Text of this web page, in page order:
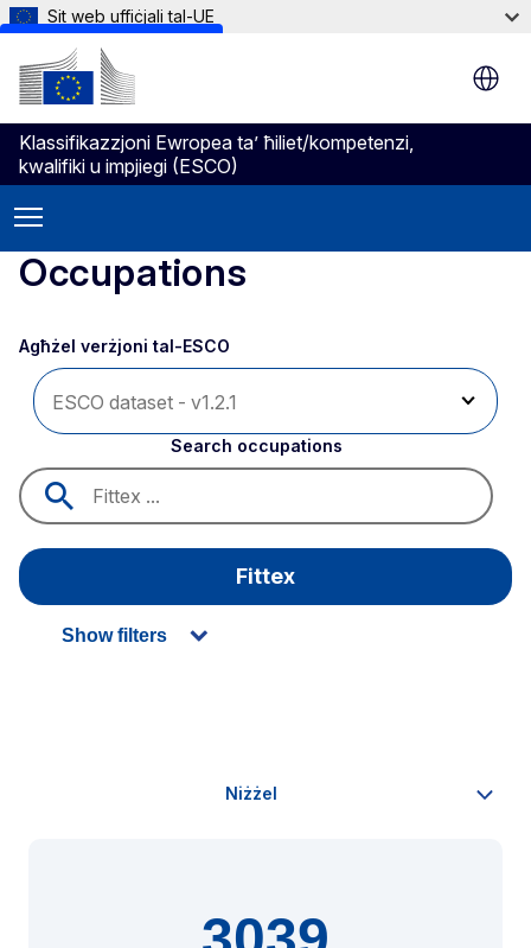
Skip to main content
Sit web uffiċjali tal-UE
Klassifikazzjoni Ewropea ta’ ħiliet/kompetenzi,
kwalifiki u impjiegi (ESCO)
Occupations
Agħżel verżjoni tal-ESCO
Search occupations
Fittex
Show filters